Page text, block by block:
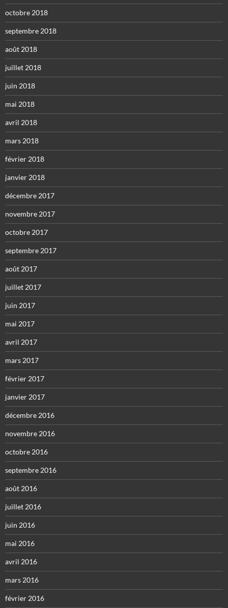
octobre 2018
septembre 2018
août 2018
juillet 2018
juin 2018
mai 2018
avril 2018
mars 2018
février 2018
janvier 2018
décembre 2017
novembre 2017
octobre 2017
septembre 2017
août 2017
juillet 2017
juin 2017
mai 2017
avril 2017
mars 2017
février 2017
janvier 2017
décembre 2016
novembre 2016
octobre 2016
septembre 2016
août 2016
juillet 2016
juin 2016
mai 2016
avril 2016
mars 2016
février 2016